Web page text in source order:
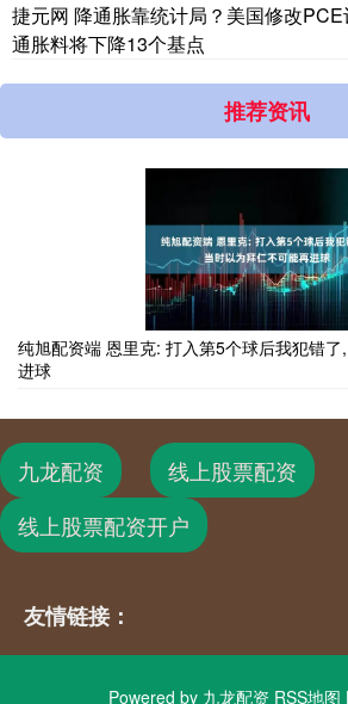
捷元网 降通胀靠统计局？美国修改
通胀料将下降13个基点
推荐资讯
纯旭配资端 恩里克: 打入第5个球后我犯错
进球
九龙配资
线上股票配资
线上股票配资开户
友情链接：
Powered by 九龙配资 RSS地图